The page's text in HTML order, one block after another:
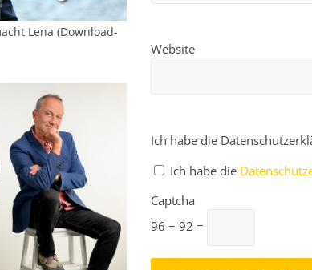
Website
Ich habe die
Ich habe die
Captcha
96 − 92 =
Lena (Download-